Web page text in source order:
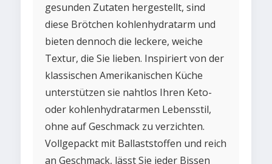
gesunden Zutaten hergestellt, sind
diese Brötchen kohlenhydratarm und
bieten dennoch die leckere, weiche
Textur, die Sie lieben. Inspiriert von der
klassischen Amerikanischen Küche
unterstützen sie nahtlos Ihren Keto-
oder kohlenhydratarmen Lebensstil,
ohne auf Geschmack zu verzichten.
Vollgepackt mit Ballaststoffen und reich
an Geschmack, lässt Sie jeder Bissen